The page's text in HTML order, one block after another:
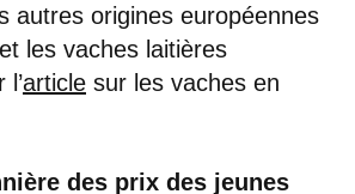
autres origines européennes
les vaches laitières
l’article sur les vaches en
des prix des jeunes